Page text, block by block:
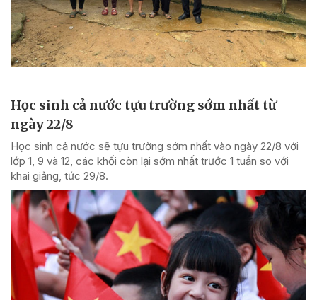
Học sinh cả nước tựu trường sớm nhất từ
ngày 22/8
Học sinh cả nước sẽ tựu trường sớm nhất vào ngày 22/8 với
lớp 1, 9 và 12, các khối còn lại sớm nhất trước 1 tuần so với
khai giảng, tức 29/8.